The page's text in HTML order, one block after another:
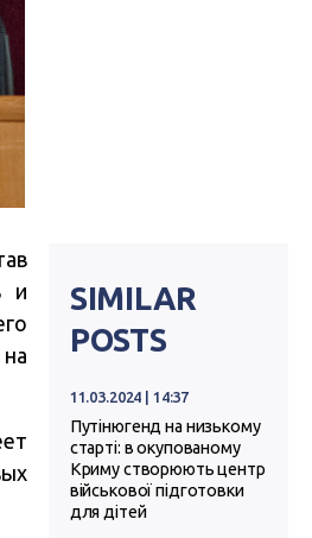
и
SIMILAR
POSTS
11.03.2024 | 14:37
Путінюгенд на низькому
старті: в окупованому
Криму створюють центр
військової підготовки
для дітей